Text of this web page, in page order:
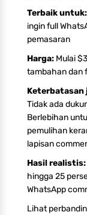
Terbaik untuk:
ingin full
pemasaran
Harga: Mulai
tambahan dan
Keterbatasan
Tidak ada
Berlebihan
pemulihan
lapisan
Hasil realistis:
hingga 25
WhatsApp
Lihat